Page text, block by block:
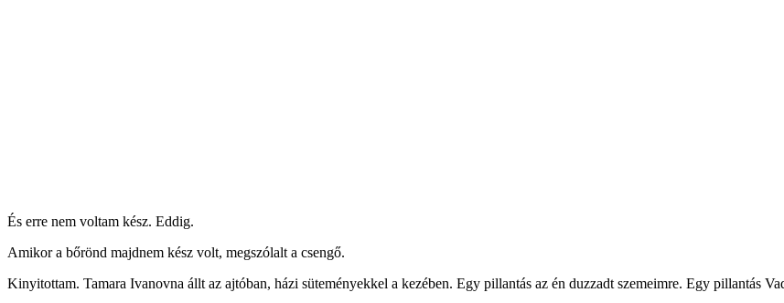
És erre nem voltam kész. Eddig.
Amikor a bőrönd majdnem kész volt, megszólalt a csengő.
Kinyitottam. Tamara Ivanovna állt az ajtóban, házi süteményekkel a kezében. Egy pillantás az én duzzadt szemeimre. Egy pillantás